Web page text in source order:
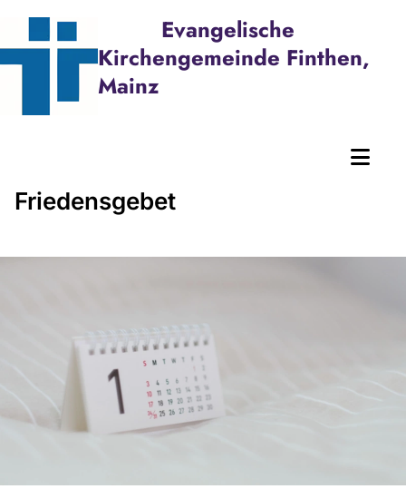
Evangelische
Kirchengemeinde Finthen,
Mainz
Friedensgebet